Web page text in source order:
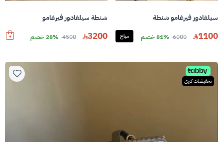
سيلفادور فيرغامو شنطة
1100
6000 81% خصم مباع
شنطة سيلفادور فيرغامو
3200
4500 28% خصم
تخفيضات كبرى